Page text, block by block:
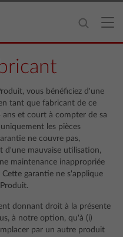
vous bénéficiez d'une
tant que fabricant de ce
ans et court à compter de sa
les pièces
ne couvre pas,
d'une mauvaise utilisation,
maintenance inappropriée
garantie ne s'applique
donnant droit à la présente
à notre option, qu'à (i)
par un autre produit